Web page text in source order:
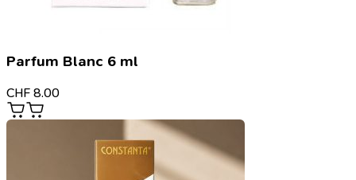
Parfum Blanc 6 ml
CHF 8.00